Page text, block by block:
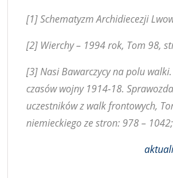
[1] Schematyzm Archidiecezji
[2] Wierchy – 1994 rok, Tom 98,
[3] Nasi Bawarczycy na polu
czasów wojny 1914-18.
uczestników z walk frontowych,
niemieckiego ze stron: 978 –